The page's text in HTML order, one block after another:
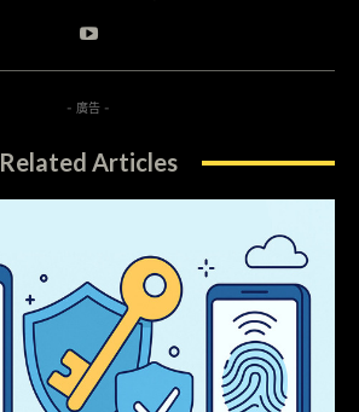
- 廣告 -
Related Articles